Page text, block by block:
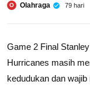
O Olahraga 79 hari
Game 2 Final
Hurricanes masih
kedudukan dan